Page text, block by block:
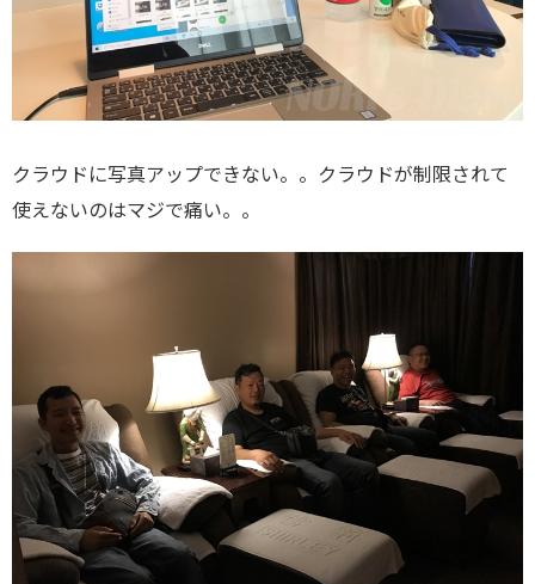
クラウドに写真アップできない。。クラウドが制限されて
使えないのはマジで痛い。。